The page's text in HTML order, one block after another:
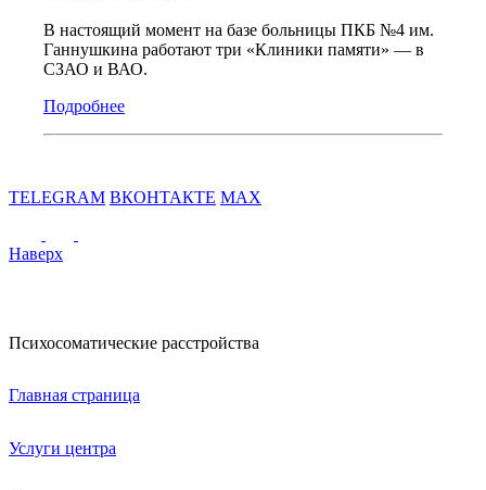
В настоящий момент на базе больницы ПКБ №4 им.
Ганнушкина работают три «Клиники памяти» — в
СЗАО и ВАО.
Подробнее
TELEGRAM ВКОНТАКТЕ MAX
Наверх
Психосоматические расстройства
Главная страница
Услуги центра